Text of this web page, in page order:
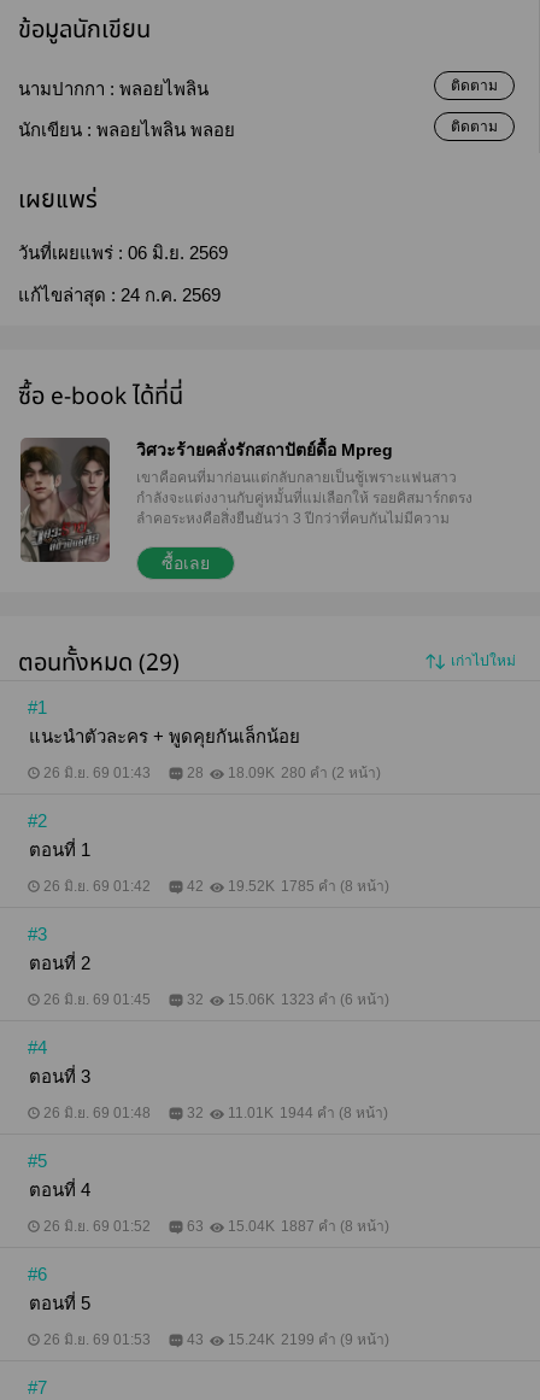
ข้อมูลนักเขียน
นามปากกา : พลอยไพลิน ติดตาม
นักเขียน : พลอยไพลิน พลอย ติดตาม
เผยแพร่
วันที่เผยแพร่ : 06 มิ.ย. 2569
แก้ไขล่าสุด : 24 ก.ค. 2569
ซื้อ e-book ได้ที่นี่
วิศวะร้ายคลั่งรักสถาปัตย์ดื้อ Mpreg
เขาคือคนที่มาก่อนแต่กลับกลายเป็นชู้เพราะแฟนสาว
กำลังจะแต่งงานกับคู่หมั้นที่แม่เลือกให้ รอยคิสมาร์กตรง
ลำคอระหงคือสิ่งยืนยันว่า 3 ปีกว่าที่คบกันไม่มีความ
ทำมาหลายครั้งแล้ว "หลังจากนี้ถือว่าเราจบกันโดย
สมบูรณ์ ลุคขอให้ซัมเมอร์รักกับคนนั้นนานๆ โชคดีนะ"
กลับมาถึงคอนโดก็ตรงเข้าห้องนอนและปีนขึ้นเตียงทันที
ให้ควิ้นซ์เห็นใบหน้าหล่อของผู้บุกรุกในยามวิกาลได้
ชัดเจน จำได้ว่าอีกฝ่ายเป็นเพื่อนของน่านน้ำจึงไม่ได้ใช้
เท้าถีบตามที่คิดจะทำ เขานอนนิ่งเพราะอยากรู้ว่าอีกฝ่าย
จะทำอะไร "อื้ออออ ใครวะ ซัมเมอร์เหรอ?" "ไม่ใช่" เสียง
ความสวยในระยะประชิด "อื้ออออ มึงอ่อยกูเองนะ" ลุคตื่น
ก็ได้เริ่มต้นขึ้นเพียงเพราะลุคเข้าผิดห้องแต่กว่าจะรู้ตัวก็
สายไปเสียแล้วเพราะคนสวยอย่างพี่ควิ้นซ์ไม่เคยปล่อย
ธรรมดา จบดี มีเด็ก ไม่นอกกาย ไม่นอกใจ
ซื้อเลย
ตอนทั้งหมด (29) เก่าไปใหม่
#1
แนะนำตัวละคร + พูดคุยกันเล็กน้อย
26 มิ.ย. 69 01:43 28 18.09K 280 คำ (2 หน้า)
#2
ตอนที่ 1
26 มิ.ย. 69 01:42 42 19.52K 1785 คำ (8 หน้า)
#3
ตอนที่ 2
26 มิ.ย. 69 01:45 32 15.06K 1323 คำ (6 หน้า)
#4
ตอนที่ 3
26 มิ.ย. 69 01:48 32 11.01K 1944 คำ (8 หน้า)
#5
ตอนที่ 4
26 มิ.ย. 69 01:52 63 15.04K 1887 คำ (8 หน้า)
#6
ตอนที่ 5
26 มิ.ย. 69 01:53 43 15.24K 2199 คำ (9 หน้า)
#7